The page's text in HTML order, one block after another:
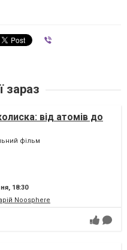
зараз
від атомів до
фільм
18:30
Noosphere